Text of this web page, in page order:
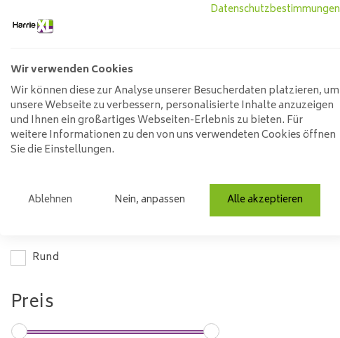
Multi
Länge
0-50 cm
Material
Stahl
Rund
Preis
Datenschutzbestimmungen
Wir verwenden Cookies
Wir können diese zur Analyse unserer Besucherdaten platzieren, um
unsere Webseite zu verbessern, personalisierte Inhalte anzuzeigen
und Ihnen ein großartiges Webseiten-Erlebnis zu bieten. Für
weitere Informationen zu den von uns verwendeten Cookies öffnen
Sie die Einstellungen.
Ablehnen Nein, anpassen Alle akzeptieren